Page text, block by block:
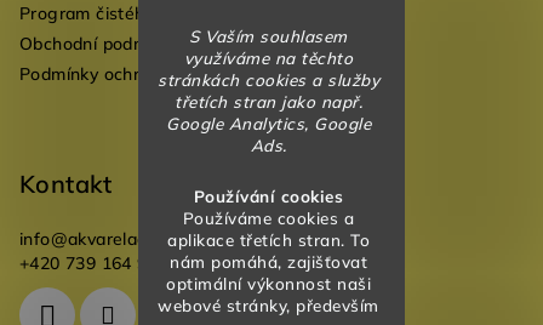
S Vaším souhlasem
využíváme na těchto
stránkách cookies a služby
třetích stran jako např.
Google Analytics, Google
Ads.
Používání cookies
Používáme cookies a
aplikace třetích stran. To
nám pomáhá, zajišťovat
optimální výkonnost naši
webové stránky, především
Program čistého vzduchu pro mateřské školy
Obchodní podmínky
Podmínky ochrany osobních údajů
Kontakt
info@akvareladesign.cz
+420 739 164 946